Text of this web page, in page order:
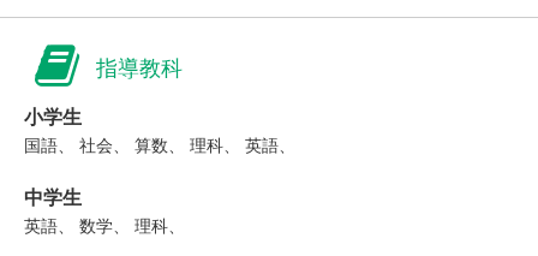
指導教科
小学生
国語、 社会、 算数、 理科、 英語、
中学生
英語、 数学、 理科、